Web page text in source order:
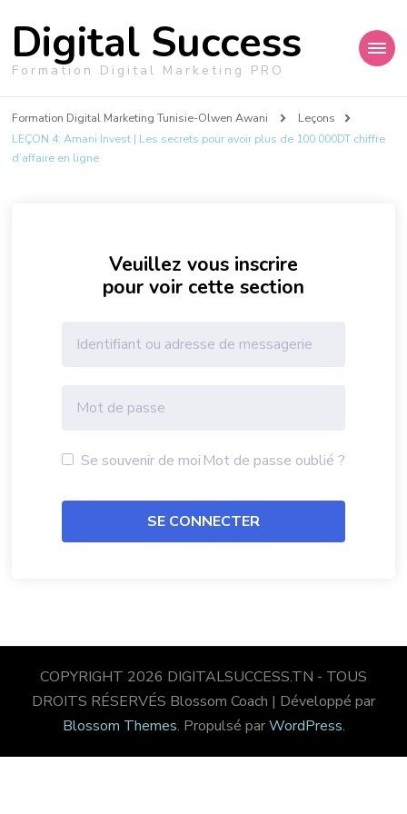
Digital Success
Formation Digital Marketing PRO
Formation Digital Marketing Tunisie-Olwen Awani
Leçons
LEÇON 4: Amani Invest | Les secrets pour avoir plus de 100 000DT chiffre
d’affaire en ligne
Veuillez vous inscrire
pour voir cette section
Se souvenir de moi Mot de passe oublié ?
COPYRIGHT 2026 DIGITALSUCCESS.TN - TOUS
DROITS RÉSERVÉS Blossom Coach | Développé par
Blossom Themes. Propulsé parWordPress.